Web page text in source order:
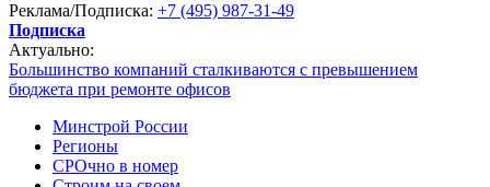
Реклама/Подписка: +7 (495) 987-31-49
Подписка
Актуально:
Большинство компаний сталкиваются с превышением
бюджета при ремонте офисов
Минстрой России
Регионы
СРОчно в номер